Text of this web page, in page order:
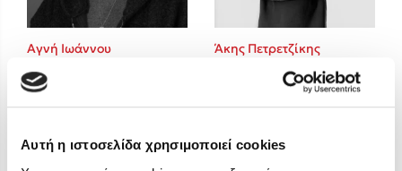
Αυτή η ιστοσελίδα χρησιμοποιεί cookies
Τζένη Κουτσοδημητροπούλου
Ali Hazelwood
Cori Doerrfeld
Pierdomenico Baccalario
Δανάη Ιμπραχήμ
Αγνή Ιωάννου Άκης Πετρετζίκης